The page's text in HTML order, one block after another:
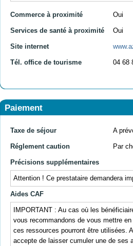
Commerce à proximité Oui
Services de santé à proximité Oui
Site internet
Tél. office de tourisme 04 68
Paiement
Taxe de séjour A
Réglement caution Par
Précisions supplémentaires
Attention ! Ce prestataire demandera
Aides CAF
IMPORTANT : Au cas où les
vous recommandons de vous mettre
ces ressources pourront être utilisées.
accepte de laisser cumuler une de ses